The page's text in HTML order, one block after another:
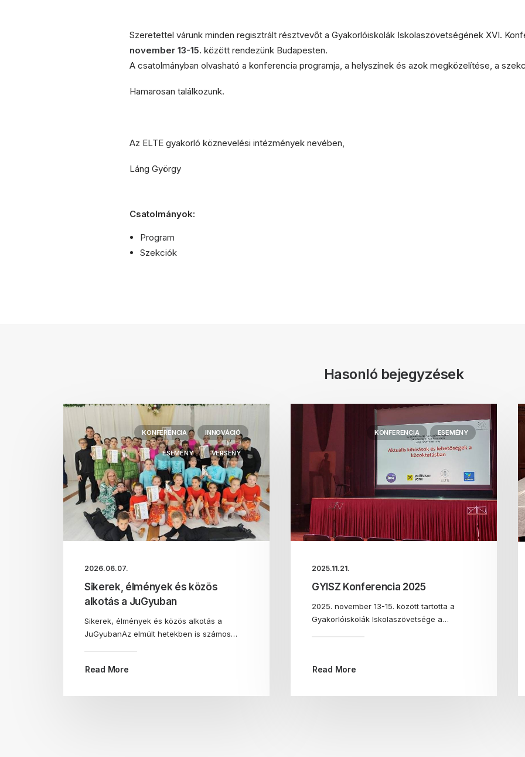
Szeretettel várunk minden regisztrált résztvevőt a Gyakorlóiskolák Iskolaszövetségének XVI.
november 13-15. között rendezünk Budapesten.
A csatolmányban olvasható a konferencia programja, a helyszínek és azok megközelítése, a
Hamarosan találkozunk.
Az ELTE gyakorló köznevelési intézmények nevében,
Láng György
Csatolmányok:
Program
Szekciók
Hasonló bejegyzések
KONFERENCIA INNOVÁCIÓ
ESEMÉNY VERSENY
2026.06.07.
Sikerek, élmények és közös
alkotás a JuGyuban
Sikerek, élmények és közös alkotás a
JuGyubanAz elmúlt hetekben is számos…
Read More
KONFERENCIA ESEMÉNY
2025.11.21.
GYISZ Konferencia 2025
2025. november 13-15. között tartotta a
Gyakorlóiskolák Iskolaszövetsége a…
Read More